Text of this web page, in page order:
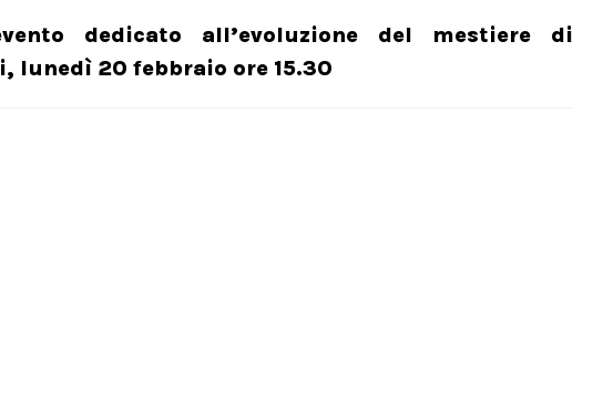
dedicato all’evoluzione del mestiere di
20 febbraio ore 15.30